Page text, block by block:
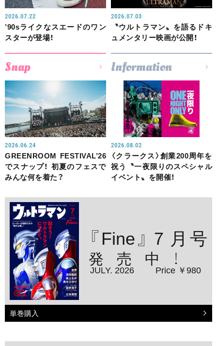
2026.07.22
’90sライクなスエードのワン
スターが登場！
2026.07.03
〝ウルトラマン〟を語るドキ
ュメンタリー映画が公開！
Snap
2026.06.24
GREENROOM FESTIVAL’26
でスナップ！ 初夏のフェスで
みんな何を着た？
Information
2026.08.02
〈クラークス〉創業200周年を
祝う〝一夜限りのスペシャル
イベント〟を開催！
『Fine』７月号
発売中！
JULY. 2026 Price ￥980
単巻購入